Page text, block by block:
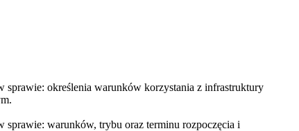
określenia warunków korzystania z infrastruktury
warunków, trybu oraz terminu rozpoczęcia i